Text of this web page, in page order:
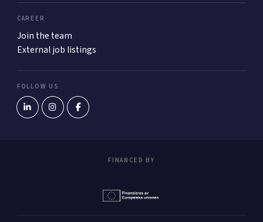
CAREER
Join the team
External job listings
FOLLOW US
FINANCED BY